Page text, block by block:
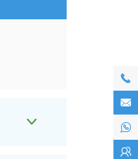




